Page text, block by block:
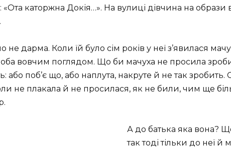
каторжна Докія…». На вулиці дівчина на образи
не дарма. Коли їй було сім років у неї з’явилася
вовчим поглядом. Що би мачуха не просила
або поб’є що, або наплута, накруте й не так зробить.
не плакала й не просилася, як не били, чим ще
А до батька яка вона?
так тоді тільки до неї й